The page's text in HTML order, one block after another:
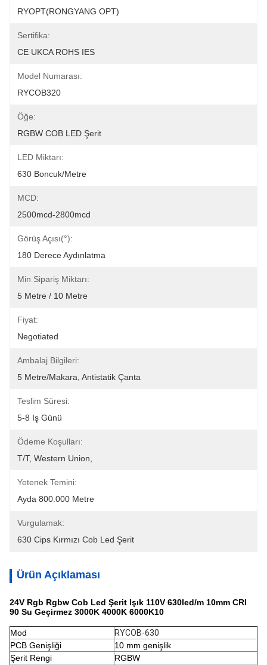
RYOPT(RONGYANG OPT)
Sertifika:
CE UKCA ROHS IES
Model Numarası:
RYCOB320
Öğe:
RGBW COB LED Şerit
LED Miktarı:
630 Boncuk/metre
MCD:
2500mcd-2800mcd
Görüş Açısı(°):
180 Derece Aydınlatma
Min Sipariş Miktarı:
5 Metre / 10 Metre
Fiyat:
Negotiated
Ambalaj Bilgileri:
5 Metre/makara, Antistatik Çanta
Teslim Süresi:
5-8 Iş Günü
Ödeme Koşulları:
T/T, Western Union,
Yetenek Temini:
Ayda 800.000 Metre
Vurgulamak:
630 Cips Kırmızı Cob Led Şerit
Ürün Açıklaması
24V Rgb Rgbw Cob Led Şerit Işık 110V 630led/m 10mm CRI
90 Su Geçirmez 3000K 4000K 6000K10
Mod
RYCOB-630
PCB Genişliği
10 mm genişlik
Şerit Rengi
RGBW